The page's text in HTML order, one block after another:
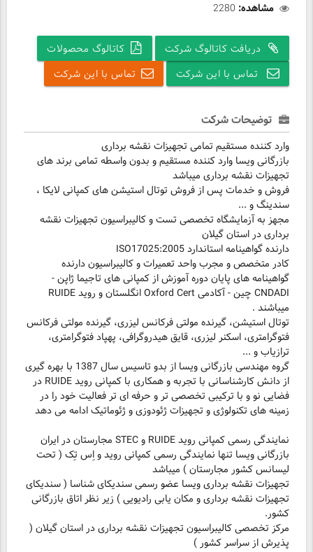
مشاهده: 2280
دریافت کاتالوگ شرکت
کاتالوگ محصولات
تماس با این شرکت
تماس با این شرکت
توضیحات شرکت
وارد کننده مستقیم تمامی تجهیزات نقشه برداری
بازرگانی ویسا وارد کننده مستقیم و بدون واسطه تمامی برند های
تجهیزات نقشه برداری میباشد
فروش و خدمات پس از فروش توتال استیشن های کمپانی لایکا ،
سندینگ و ...
مجهز به آزمایشگاه تخصصی تست و کالیبراسیون تجهیزات نقشه
برداری در استان گیلان
دارنده گواهینامه استاندارد ISO17025:2005
کادر متخصص و مجرب واحد تعمیرات و کالیبراسیون دارنده
گواهینامه های پایان دوره آموزش از کمپانی های تاجیما ژاپن -
CNDADI چین - آکادمی Oxford Cert انگلستان و روید RUIDE
میباشند .
توتال استیشن، گیرنده مولتی فرکانس لیزری، گیرنده مولتی فرکانس
فتوگرامتری، اسکنر لیزری، قایق هیدروگرافی، پهپاد فتوگرامتری،
ترازیاب و ...
گروه مهندسی بازرگانی ویسا از بدو تاسیس سال 1387 با بهره گیری
از دانش کارشناسانی با تجربه و همکاری با کمپانی روید RUIDE در
فضایی نو و با ترکیبی تخصصی تر و حرفه ای تر فعالیت خود را در
زمینه های تکنولوژی و تجهیزات ژئودوزی و ژئوماتیک ادامه می دهد
نمایندگی رسمی کمپانی روید RUIDE و STEC مجارستان در ایران
بازرگانی ویسا تنها نمایندگی رسمی کمپانی روید و اِس تِک ( تحت
لیسانس کشور مجارستان ) میباشد
تجهیزات نقشه برداری ویسا عضو رسمی سندیکای شناسا ( سندیکای
تجهیزات نقشه برداری و مکان یابی رادیویی ) زیر نظر اتاق بازرگانی
کشور.
مرکز تخصصی کالیبراسیون تجهیزات نقشه برداری در استان گیلان (
پذیرش از سراسر کشور )